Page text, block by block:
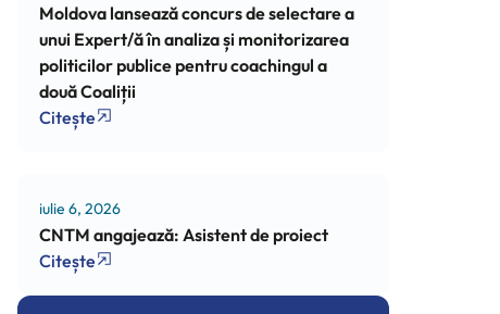
Moldova lansează concurs de selectare a
unui Expert/ă în analiza și monitorizarea
politicilor publice pentru coachingul a
două Coaliții
Citește
iulie 6, 2026
CNTM angajează: Asistent de proiect
Citește